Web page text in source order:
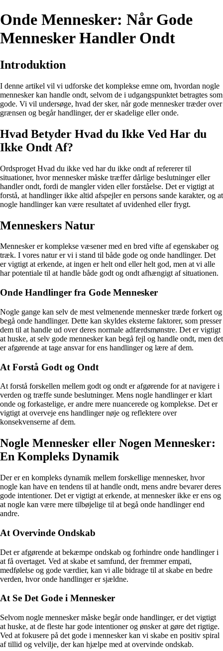
Onde Mennesker: Når Gode
Mennesker Handler Ondt
Introduktion
I denne artikel vil vi udforske det komplekse emne om, hvordan nogle
mennesker kan handle ondt, selvom de i udgangspunktet betragtes som
gode. Vi vil undersøge, hvad der sker, når gode mennesker træder over
grænsen og begår handlinger, der er skadelige eller onde.
Hvad Betyder Hvad du Ikke Ved Har du
Ikke Ondt Af?
Ordsproget Hvad du ikke ved har du ikke ondt af refererer til
situationer, hvor mennesker måske træffer dårlige beslutninger eller
handler ondt, fordi de mangler viden eller forståelse. Det er vigtigt at
forstå, at handlinger ikke altid afspejler en persons sande karakter, og at
nogle handlinger kan være resultatet af uvidenhed eller frygt.
Menneskers Natur
Mennesker er komplekse væsener med en bred vifte af egenskaber og
træk. I vores natur er vi i stand til både gode og onde handlinger. Det
er vigtigt at erkende, at ingen er helt ond eller helt god, men at vi alle
har potentiale til at handle både godt og ondt afhængigt af situationen.
Onde Handlinger fra Gode Mennesker
Nogle gange kan selv de mest velmenende mennesker træde forkert og
begå onde handlinger. Dette kan skyldes eksterne faktorer, som presser
dem til at handle ud over deres normale adfærdsmønstre. Det er vigtigt
at huske, at selv gode mennesker kan begå fejl og handle ondt, men det
er afgørende at tage ansvar for ens handlinger og lære af dem.
At Forstå Godt og Ondt
At forstå forskellen mellem godt og ondt er afgørende for at navigere i
verden og træffe sunde beslutninger. Mens nogle handlinger er klart
onde og forkastelige, er andre mere nuancerede og komplekse. Det er
vigtigt at overveje ens handlinger nøje og reflektere over
konsekvenserne af dem.
Nogle Mennesker eller Nogen Mennesker:
En Kompleks Dynamik
Der er en kompleks dynamik mellem forskellige mennesker, hvor
nogle kan have en tendens til at handle ondt, mens andre bevarer deres
gode intentioner. Det er vigtigt at erkende, at mennesker ikke er ens og
at nogle kan være mere tilbøjelige til at begå onde handlinger end
andre.
At Overvinde Ondskab
Det er afgørende at bekæmpe ondskab og forhindre onde handlinger i
at få overtaget. Ved at skabe et samfund, der fremmer empati,
medfølelse og gode værdier, kan vi alle bidrage til at skabe en bedre
verden, hvor onde handlinger er sjældne.
At Se Det Gode i Mennesker
Selvom nogle mennesker måske begår onde handlinger, er det vigtigt
at huske, at de fleste har gode intentioner og ønsker at gøre det rigtige.
Ved at fokusere på det gode i mennesker kan vi skabe en positiv spiral
af tillid og velvilje, der kan hjælpe med at overvinde ondskab.